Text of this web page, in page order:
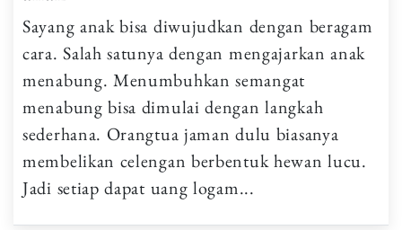
Sayang anak bisa diwujudkan dengan beragam
cara. Salah satunya dengan mengajarkan anak
menabung. Menumbuhkan semangat
menabung bisa dimulai dengan langkah
sederhana. Orangtua jaman dulu biasanya
membelikan celengan berbentuk hewan lucu.
Jadi setiap dapat uang logam...